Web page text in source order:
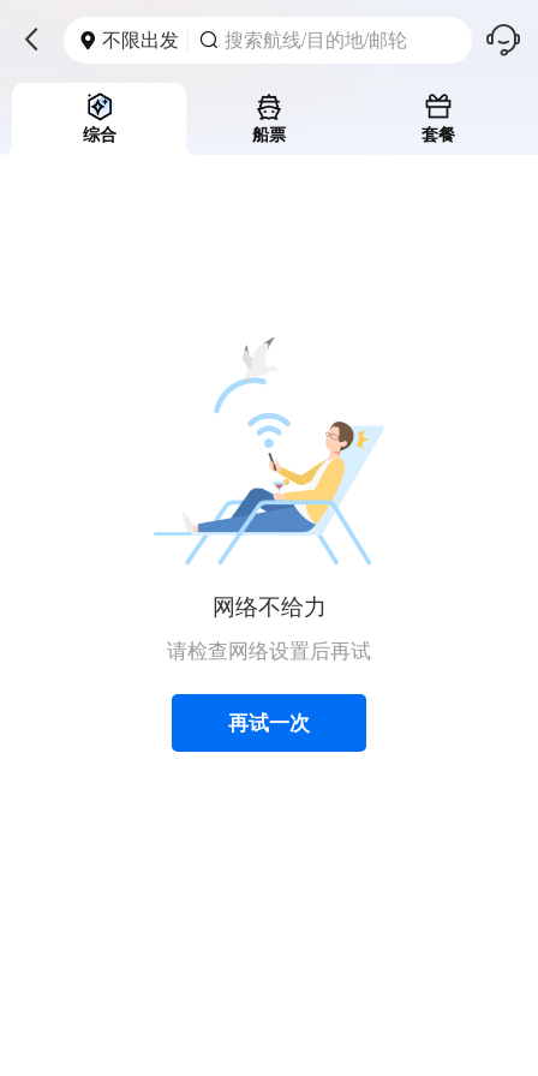
  不限出发  搜索航线/目的地/邮轮 󱪩
综合 船票 套餐
网络不给力
请检查网络设置后再试
再试一次